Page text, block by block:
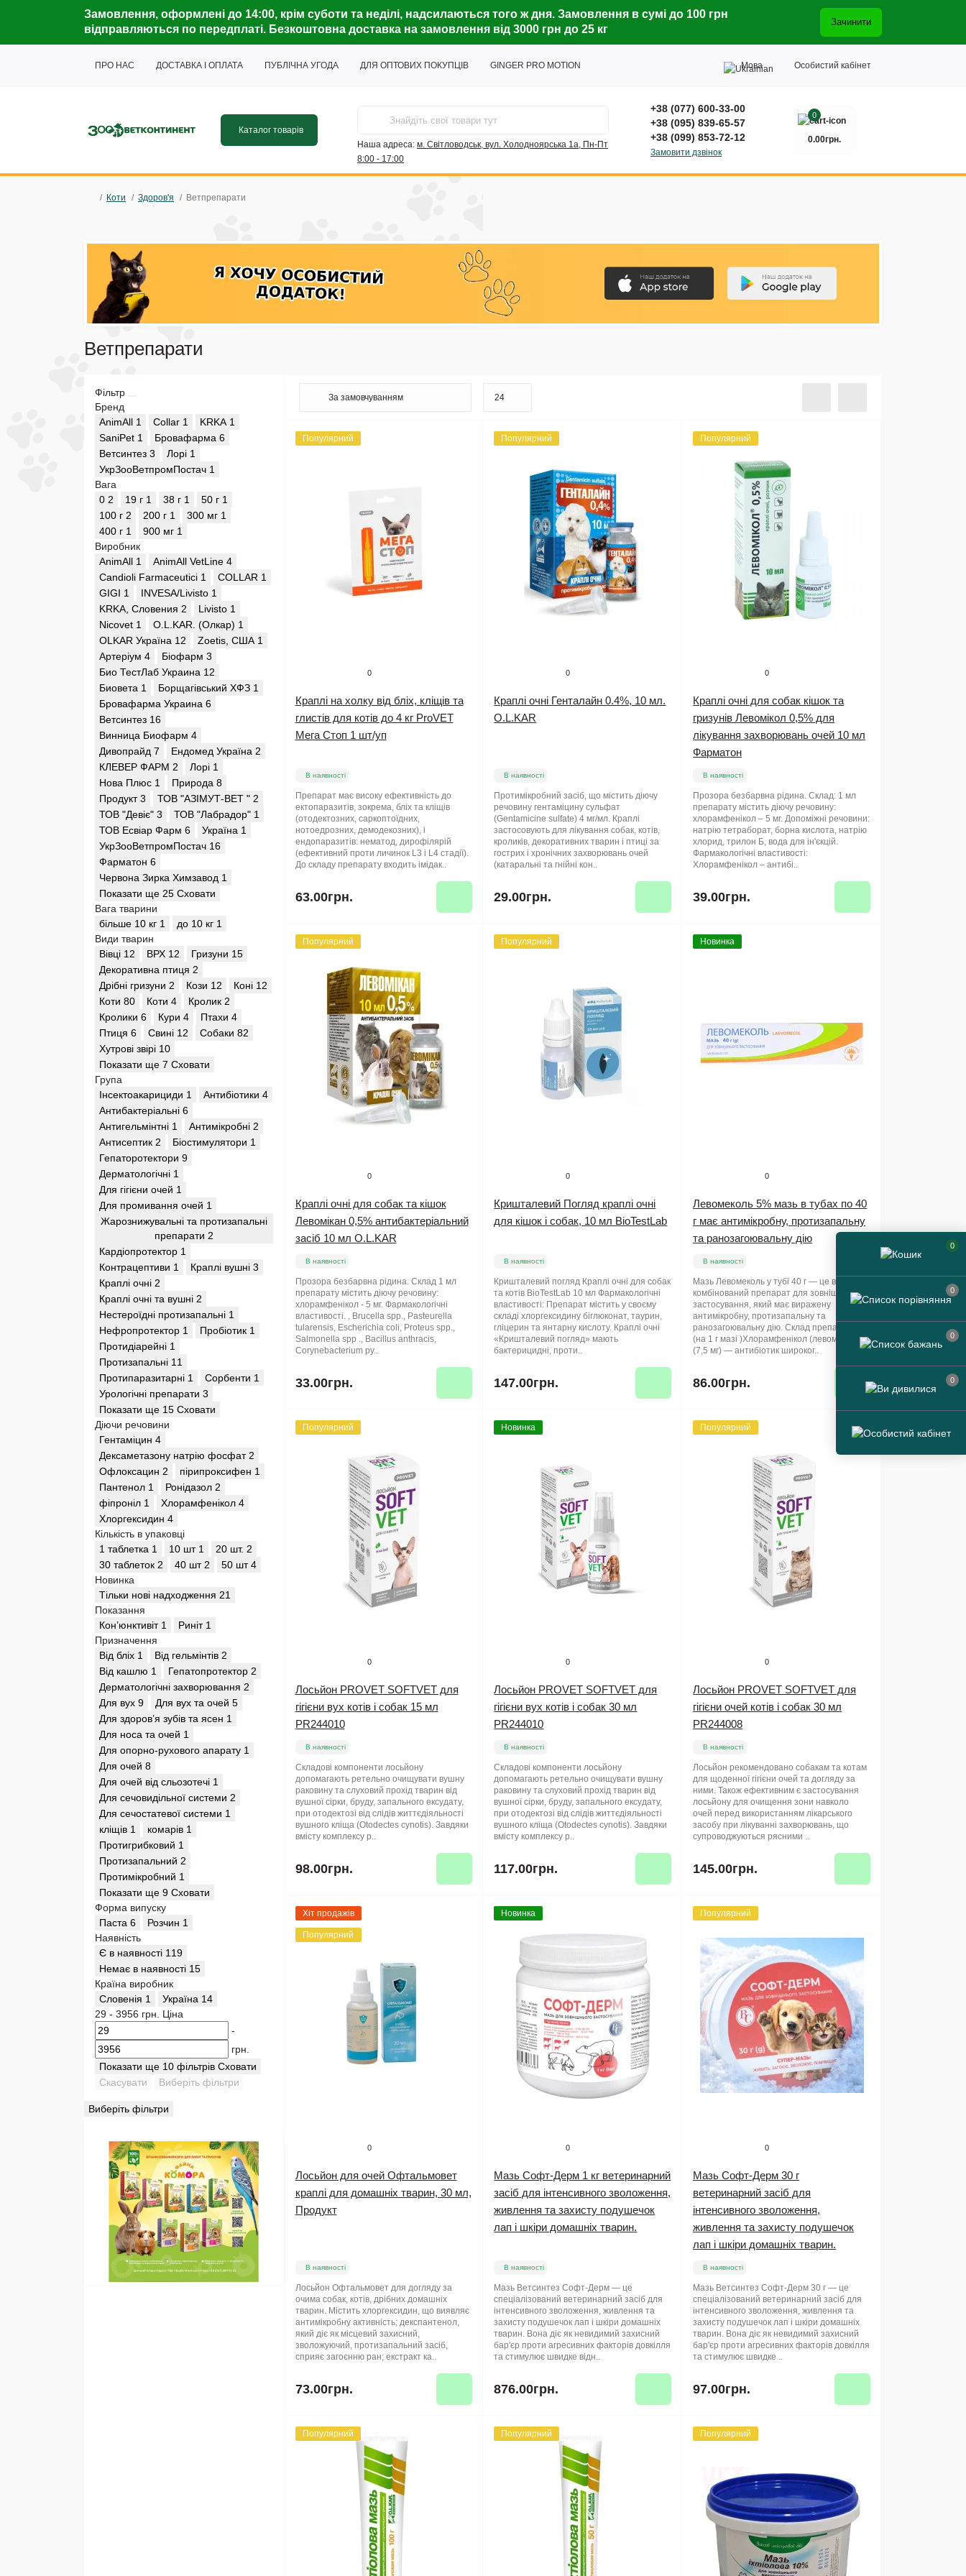
0
0
0
0
Замовлення, оформлені до 14:00, крім суботи та неділі, надсилаються того ж дня. Замовлення в сумі до 100 грн
відправляються по передплаті. Безкоштовна доставка на замовлення від 3000 грн до 25 кг
Зачинити
ПРО НАС ДОСТАВКА І ОПЛАТА ПУБЛІЧНА УГОДА ДЛЯ ОПТОВИХ ПОКУПЦІВ GINGER PRO MOTION Мова Особистий кабінет
Каталог товарів
Наша адреса: м. Світловодськ, вул. Холодноярська 1а, Пн-Пт
8:00 - 17:00
+38 (077) 600-33-00
+38 (095) 839-65-57
+38 (099) 853-72-12
Замовити дзвінок
0
0.00грн.
Коти Здоров'я Ветпрепарати
Ветпрепарати
Фільтр
Бренд
AnimAll 1 Collar 1 KRKA 1
SaniPet 1 Бровафарма 6
Ветсинтез 3 Лорі 1
УкрЗооВетпромПостач 1
Вага
0 2 19 г 1 38 г 1 50 г 1
100 г 2 200 г 1 300 мг 1
400 г 1 900 мг 1
Виробник
AnimAll 1 AnimAll VetLine 4
Candioli Farmaceutici 1 COLLAR 1
GIGI 1 INVESA/Livisto 1
KRKA, Словения 2 Livisto 1
Nicovet 1 O.L.KAR. (Олкар) 1
OLKAR Україна 12 Zoetis, США 1
Артеріум 4 Біофарм 3
Био ТестЛаб Украина 12
Биовета 1 Борщагівський ХФЗ 1
Бровафарма Украина 6
Ветсинтез 16
Винница Биофарм 4
Дивопрайд 7 Ендомед Україна 2
КЛЕВЕР ФАРМ 2 Лорі 1
Нова Плюс 1 Природа 8
Продукт 3 ТОВ "АЗІМУТ-ВЕТ " 2
ТОВ "Девіє" 3 ТОВ "Лабрадор" 1
ТОВ Есвіар Фарм 6 Україна 1
УкрЗооВетпромПостач 16
Фарматон 6
Червона Зирка Химзавод 1
Показати ще 25 Сховати
Вага тварини
більше 10 кг 1 до 10 кг 1
Види тварин
Вівці 12 ВРХ 12 Гризуни 15
Декоративна птиця 2
Дрібні гризуни 2 Кози 12 Коні 12
Коти 80 Коти 4 Кролик 2
Кролики 6 Кури 4 Птахи 4
Птиця 6 Свині 12 Собаки 82
Хутрові звірі 10
Показати ще 7 Сховати
Група
Інсектоакарициди 1 Антибіотики 4
Антибактеріальні 6
Антигельмінтні 1 Антимікробні 2
Антисептик 2 Біостимулятори 1
Гепаторотектори 9
Дерматологічні 1
Для гігієни очей 1
Для промивання очей 1
Жарознижувальні та протизапальні
препарати 2
Кардіопротектор 1
Контрацептиви 1 Краплі вушні 3
Краплі очні 2
Краплі очні та вушні 2
Нестероїдні протизапальні 1
Нефропротектор 1 Пробіотик 1
Протидіарейні 1
Протизапальні 11
Протипаразитарні 1 Сорбенти 1
Урологічні препарати 3
Показати ще 15 Сховати
Діючи речовини
Гентаміцин 4
Дексаметазону натрію фосфат 2
Офлоксацин 2 пірипроксифен 1
Пантенол 1 Ронідазол 2
фіпроніл 1 Хлорамфенікол 4
Хлоргексидин 4
Кількість в упаковці
1 таблетка 1 10 шт 1 20 шт. 2
30 таблеток 2 40 шт 2 50 шт 4
Новинка
Тільки нові надходження 21
Показання
Кон’юнктивіт 1 Риніт 1
Призначення
Від бліх 1 Від гельмінтів 2
Від кашлю 1 Гепатопротектор 2
Дерматологічні захворювання 2
Для вух 9 Для вух та очей 5
Для здоров’я зубів та ясен 1
Для носа та очей 1
Для опорно-рухового апарату 1
Для очей 8
Для очей від сльозотечі 1
Для сечовидільної системи 2
Для сечостатевої системи 1
кліщів 1 комарів 1
Протигрибковий 1
Протизапальний 2
Протимікробний 1
Показати ще 9 Сховати
Форма випуску
Паста 6 Розчин 1
Наявність
Є в наявності 119
Немає в наявності 15
Країна виробник
Словенія 1 Україна 14
29 - 3956 грн. Ціна
-
грн.
Показати ще 10 фільтрів Сховати
Скасувати
Виберіть фільтри
Виберіть фільтри
Популярний
0
Краплі на холку від бліх, кліщів та
глистів для котів до 4 кг ProVET
Мега Стоп 1 шт/уп
В наявності
Препарат має високу ефективність до
ектопаразитів, зокрема, бліх та кліщів
(отодектозних, саркоптоїдних,
нотоедрозних, демодекозних), і
ендопаразитів: нематод, дирофілярій
(ефективний проти личинок L3 і L4 стадії).
До складу препарату входить імідак..
63.00грн.
Популярний
0
Краплі очні Генталайн 0.4%, 10 мл.
O.L.KAR
В наявності
Протимікробний засіб, що містить діючу
речовину гентаміцину сульфат
(Gentamicine sulfate) 4 мг/мл. Краплі
застосовують для лікування собак, котів,
кроликів, декоративних тварин і птиці за
гострих і хронічних захворювань очей
(катаральні та гнійні кон..
29.00грн.
Популярний
0
Краплі очні для собак кішок та
гризунів Левомікол 0,5% для
лікування захворювань очей 10 мл
Фарматон
В наявності
Прозора безбарвна рідина. Склад: 1 мл
препарату містить діючу речовину:
хлорамфенікол – 5 мг. Допоміжні речовини:
натрію тетраборат, борна кислота, натрію
хлорид, трилон Б, вода для ін'єкцій.
Фармакологічні властивості:
Хлорамфенікол – антибі..
39.00грн.
Популярний
0
Краплі очні для собак та кішок
Левомікан 0,5% антибактеріальний
засіб 10 мл O.L.KAR
В наявності
Прозора безбарвна рідина. Склад 1 мл
препарату містить діючу речовину:
хлорамфенікол - 5 мг. Фармакологічні
властивості. , Brucella sрp., Pasteurella
tularensis, Escherichia coli, Proteus spp.,
Salmonella spp ., Bacillus anthracis,
Corynebacterium py..
33.00грн.
Популярний
0
Кришталевий Погляд краплі очні
для кішок і собак, 10 мл BioTestLab
В наявності
Кришталевий погляд Краплі очні для собак
та котів BioTestLab 10 мл Фармакологічні
властивості: Препарат містить у своєму
складі хлоргексидину біглюконат, таурин,
гліцерин та янтарну кислоту. Краплі очні
«Кришталевий погляд» мають
бактерицидні, проти..
147.00грн.
Новинка
0
Левомеколь 5% мазь в тубах по 40
г має антимікробну, протизапальну
та ранозагоювальну дію
В наявності
Мазь Левомеколь у тубі 40 г — це відомий
комбінований препарат для зовнішнього
застосування, який має виражену
антимікробну, протизапальну та
ранозагоювальну дію. Склад препарату
(на 1 г мазі )Хлорамфенікол (левоміцетин)
(7,5 мг) — антибіотик широког..
86.00грн.
Популярний
0
Лосьйон PROVET SOFTVET для
гігієни вух котів і собак 15 мл
PR244010
В наявності
Складові компоненти лосьйону
допомагають ретельно очищувати вушну
раковину та слуховий прохід тварин від
вушної сірки, бруду, запального ексудату,
при отодектозі від слідів життєдіяльності
вушного кліща (Otodectes cynotis). Завдяки
вмісту комплексу р..
98.00грн.
Новинка
0
Лосьйон PROVET SOFTVET для
гігієни вух котів і собак 30 мл
PR244010
В наявності
Складові компоненти лосьйону
допомагають ретельно очищувати вушну
раковину та слуховий прохід тварин від
вушної сірки, бруду, запального ексудату,
при отодектозі від слідів життєдіяльності
вушного кліща (Otodectes cynotis). Завдяки
вмісту комплексу р..
117.00грн.
Популярний
0
Лосьйон PROVET SOFTVET для
гігієни очей котів і собак 30 мл
PR244008
В наявності
Лосьйон рекомендовано собакам та котам
для щоденної гігієни очей та догляду за
ними. Також ефективним є застосування
лосьйону для очищення зони навколо
очей перед використанням лікарського
засобу при лікуванні захворювань, що
супроводжуються рясними ..
145.00грн.
Хіт продажів
Популярний
0
Лосьйон для очей Офтальмовет
краплі для домашніх тварин, 30 мл,
Продукт
В наявності
Лосьйон Офтальмовет для догляду за
очима собак, котів, дрібних домашніх
тварин. Містить хлоргексидин, що виявляє
антимікробну активність; декспантенол,
який діє як місцевий захисний,
зволожуючий, протизапальний засіб,
сприяє загоєнню ран; екстракт ка..
73.00грн.
Новинка
0
Мазь Софт-Дерм 1 кг ветеринарний
засіб для інтенсивного зволоження,
живлення та захисту подушечок
лап і шкіри домашніх тварин.
В наявності
Мазь Ветсинтез Софт-Дерм — це
спеціалізований ветеринарний засіб для
інтенсивного зволоження, живлення та
захисту подушечок лап і шкіри домашніх
тварин. Вона діє як невидимий захисний
бар'єр проти агресивних факторів довкілля
та стимулює швидке відн..
876.00грн.
Популярний
0
Мазь Софт-Дерм 30 г
ветеринарний засіб для
інтенсивного зволоження,
живлення та захисту подушечок
лап і шкіри домашніх тварин.
В наявності
Мазь Ветсинтез Софт-Дерм 30 г — це
спеціалізований ветеринарний засіб для
інтенсивного зволоження, живлення та
захисту подушечок лап і шкіри домашніх
тварин. Вона діє як невидимий захисний
бар'єр проти агресивних факторів довкілля
та стимулює швидке ..
97.00грн.
Популярний Популярний Популярний